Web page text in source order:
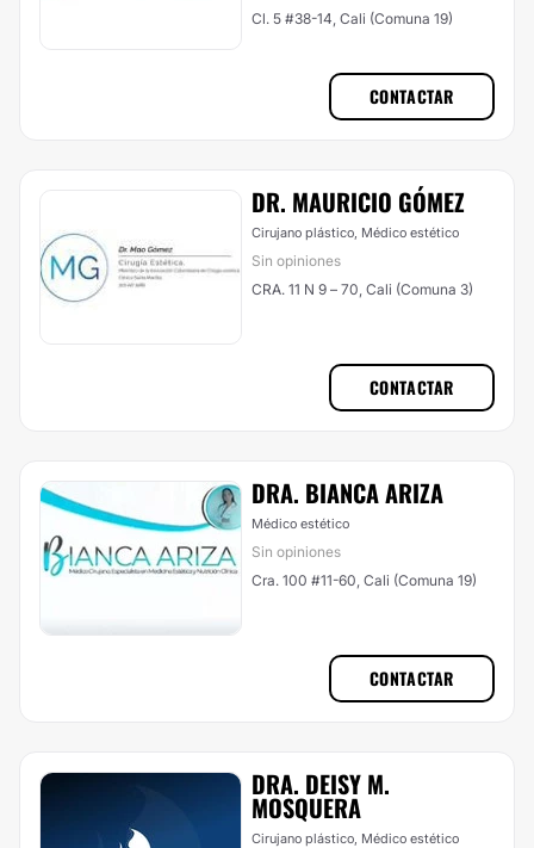
Cl. 5 #38-14, Cali (Comuna 19)
CONTACTAR
DR. MAURICIO GÓMEZ
Cirujano plástico, Médico estético
Sin opiniones
CRA. 11 N 9 – 70, Cali (Comuna 3)
CONTACTAR
DRA. BIANCA ARIZA
Médico estético
Sin opiniones
Cra. 100 #11-60, Cali (Comuna 19)
CONTACTAR
DRA. DEISY M.
MOSQUERA
Cirujano plástico, Médico estético